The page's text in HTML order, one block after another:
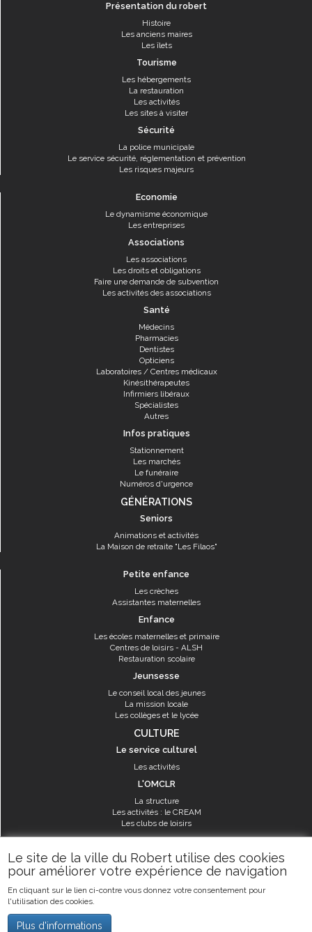
Le site de la ville du Robert utilise des cookies
pour améliorer votre expérience de navigation
En cliquant sur le lien ci-contre vous donnez votre consentement pour
l'utilisation des cookies.
Plus d'informations
Présentation du robert
Histoire
Les anciens maires
Les îlets
Tourisme
Les hébergements
La restauration
Les activités
Les sites à visiter
Sécurité
La police municipale
Le service sécurité, réglementation et prévention
Les risques majeurs
Economie
Le dynamisme économique
Les entreprises
Associations
Les associations
Les droits et obligations
Faire une demande de subvention
Les activités des associations
Santé
Médecins
Pharmacies
Dentistes
Opticiens
Laboratoires / Centres médicaux
Kinésithérapeutes
Infirmiers libéraux
Spécialistes
Autres
Infos pratiques
Stationnement
Les marchés
Le funéraire
Numéros d'urgence
GÉNÉRATIONS
Seniors
Animations et activités
La Maison de retraite "Les Filaos"
Petite enfance
Les crèches
Assistantes maternelles
Enfance
Les écoles maternelles et primaire
Centres de loisirs - ALSH
Restauration scolaire
Jeunsesse
Le conseil local des jeunes
La mission locale
Les collèges et le lycée
CULTURE
Le service culturel
Les activités
L'OMCLR
La structure
Les activités : le CREAM
Les clubs de loisirs
SPORT
Les équipements sportifs
Les aménagements municipaux
Les activités